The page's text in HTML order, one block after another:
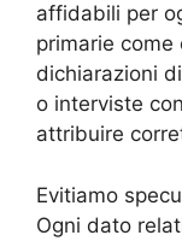
affidabili per
primarie
dichiarazioni
o interviste
attribuire
Evitiamo
Ogni dato